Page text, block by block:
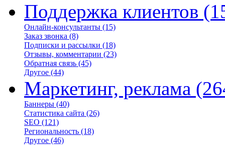
Поддержка клиентов
Онлайн-консультанты (15)
Заказ звонка (8)
Подписки и рассылки (18)
Отзывы, комментарии (23)
Обратная связь (45)
Другое (44)
Маркетинг, реклама
Баннеры (40)
Статистика сайта (26)
SEO (121)
Региональность (18)
Другое (46)